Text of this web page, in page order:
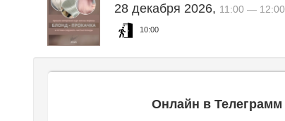
28 декабря 2026, 11:00 — 12:00
10:00
Онлайн в Телеграмм